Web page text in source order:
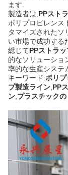
ます.
製造者は, PPスト
ポリプロピレンス
タマイズされたソ
い市場で成功する
総じてPPストラ
的なソリューショ
率的な生産システ
キーワード:ポリ
プ製造ライン PP
ン プラスチック